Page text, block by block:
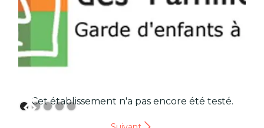
Cet établissement n'a pas encore été testé.